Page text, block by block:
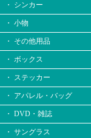
・ シンカー
・ 小物
・ その他用品
・ ボックス
・ ステッカー
・ アパレル・バッグ
・ DVD・雑誌
・ サングラス